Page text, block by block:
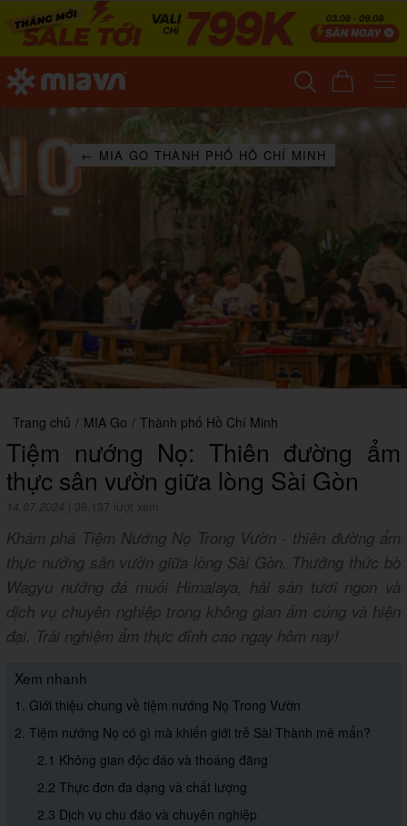
← MIA GO THÀNH PHỐ HỒ CHÍ MINH
Trang chủ / MIA Go / Thành phố Hồ Chí Minh
Tiệm nướng Nọ: Thiên đường ẩm
thực sân vườn giữa lòng Sài Gòn
14.07.2024 36,137 lượt xem
Khám phá Tiệm Nướng Nọ Trong Vườn - thiên đường ẩm
thực nướng sân vườn giữa lòng Sài Gòn. Thưởng thức bò
Wagyu nướng đá muối Himalaya, hải sản tươi ngon và
dịch vụ chuyên nghiệp trong không gian ấm cúng và hiện
đại. Trải nghiệm ẩm thực đỉnh cao ngay hôm nay!
Xem nhanh
1. Giới thiệu chung về tiệm nướng Nọ Trong Vườn
2. Tiệm nướng Nọ có gì mà khiến giới trẻ Sài Thành mê mẩn?
2.1 Không gian độc đáo và thoáng đãng
2.2 Thực đơn đa dạng và chất lượng
2.3 Dịch vụ chu đáo và chuyên nghiệp